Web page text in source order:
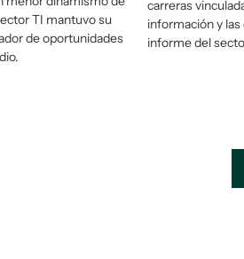
TI mantuvo su
de oportunidades
carreras
información y
informe del